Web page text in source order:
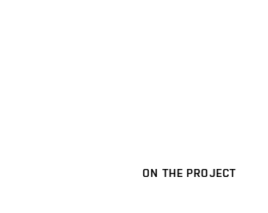
ON THE PROJECT